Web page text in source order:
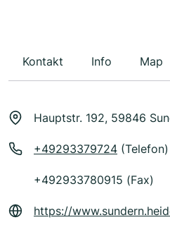
Kontakt Info Map
Hauptstr. 192, 59846
+49293379724 (Telefon)
+492933780915 (Fax)
https://